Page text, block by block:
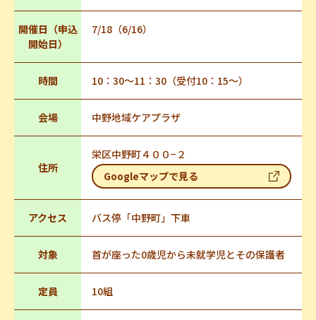
開催日（申込
開始日）
7/18（6/16）
時間 10：30～11：30（受付10：15～）
会場 中野地域ケアプラザ
住所
栄区中野町４００−２
Googleマップで見る
アクセス バス停「中野町」下車
対象 首が座った0歳児から未就学児とその保護者
定員 10組